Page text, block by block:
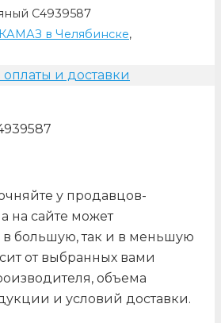
C4939587
КАМАЗ в Челябинске,
и доставки
у продавцов-
на сайте может
в большую, так и в меньшую
от выбранных вами
объема
и условий доставки.